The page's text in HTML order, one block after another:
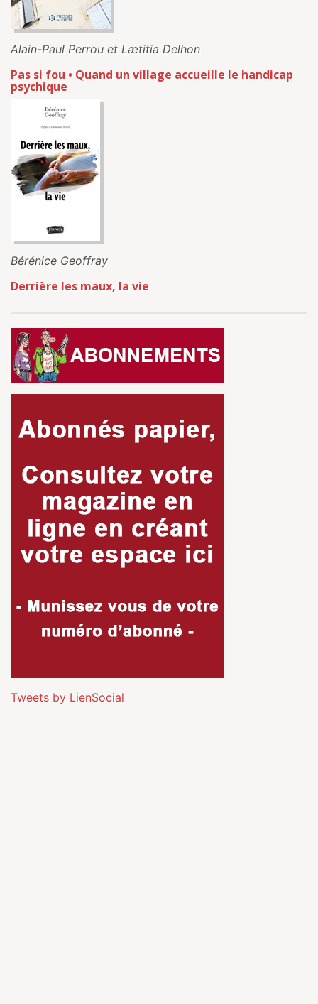
Alain-Paul Perrou et Lætitia Delhon
Pas si fou • Quand un village accueille le handicap
psychique
Bérénice Geoffray
Derrière les maux, la vie
Tweets by LienSocial